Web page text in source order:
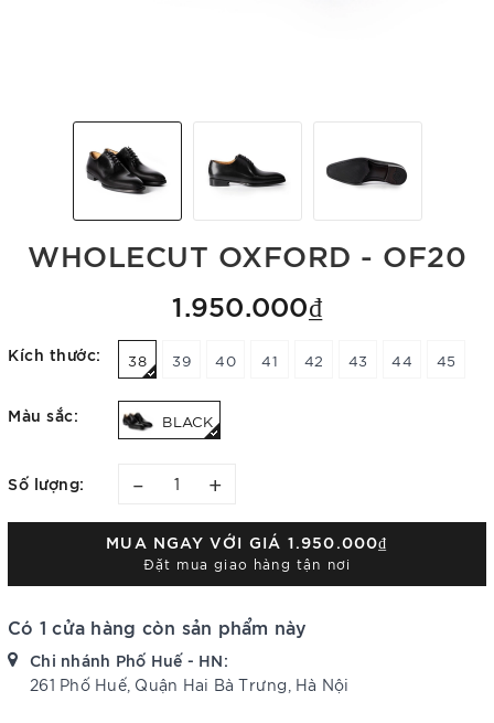
WHOLECUT OXFORD - OF20
1.950.000₫
Kích thước: 38 39 40 41 42 43 44 45
Màu sắc: BLACK
Số lượng: – +
MUA NGAY VỚI GIÁ 1.950.000₫
Đặt mua giao hàng tận nơi
Có 1 cửa hàng còn sản phẩm này
Chi nhánh Phố Huế - HN:
261 Phố Huế, Quận Hai Bà Trưng, Hà Nội